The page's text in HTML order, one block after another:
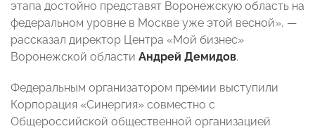
этапа достойно представят Воронежскую область на
федеральном уровне в Москве уже этой весной», —
рассказал директор Центра «Мой бизнес»
Воронежской области Андрей Демидов.
Федеральным организатором премии выступили
Корпорация «Синергия» совместно с
Общероссийской общественной организацией